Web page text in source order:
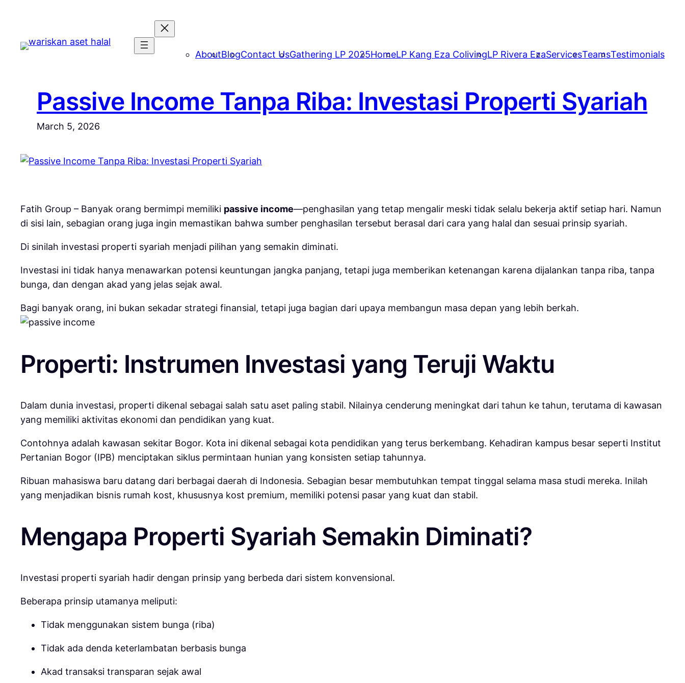
content
AboutBlogContact UsGathering LP 2025HomeLP Kang Eza ColivingLP Rivera EzaServicesTeamsTestimonials
Passive Income Tanpa Riba: Investasi Properti Syariah
March 5, 2026
Fatih Group – Banyak orang bermimpi memiliki passive income—penghasilan yang tetap mengalir meski tidak selalu bekerja aktif setiap hari. Namun
di sisi lain, sebagian orang juga ingin memastikan bahwa sumber penghasilan tersebut berasal dari cara yang halal dan sesuai prinsip syariah.
Di sinilah investasi properti syariah menjadi pilihan yang semakin diminati.
Investasi ini tidak hanya menawarkan potensi keuntungan jangka panjang, tetapi juga memberikan ketenangan karena dijalankan tanpa riba, tanpa
bunga, dan dengan akad yang jelas sejak awal.
Bagi banyak orang, ini bukan sekadar strategi finansial, tetapi juga bagian dari upaya membangun masa depan yang lebih berkah.
Properti: Instrumen Investasi yang Teruji Waktu
Dalam dunia investasi, properti dikenal sebagai salah satu aset paling stabil. Nilainya cenderung meningkat dari tahun ke tahun, terutama di kawasan
yang memiliki aktivitas ekonomi dan pendidikan yang kuat.
Contohnya adalah kawasan sekitar Bogor. Kota ini dikenal sebagai kota pendidikan yang terus berkembang. Kehadiran kampus besar seperti Institut
Pertanian Bogor (IPB) menciptakan siklus permintaan hunian yang konsisten setiap tahunnya.
Ribuan mahasiswa baru datang dari berbagai daerah di Indonesia. Sebagian besar membutuhkan tempat tinggal selama masa studi mereka. Inilah
yang menjadikan bisnis rumah kost, khususnya kost premium, memiliki potensi pasar yang kuat dan stabil.
Mengapa Properti Syariah Semakin Diminati?
Investasi properti syariah hadir dengan prinsip yang berbeda dari sistem konvensional.
Beberapa prinsip utamanya meliputi:
Tidak menggunakan sistem bunga (riba)
Tidak ada denda keterlambatan berbasis bunga
Akad transaksi transparan sejak awal